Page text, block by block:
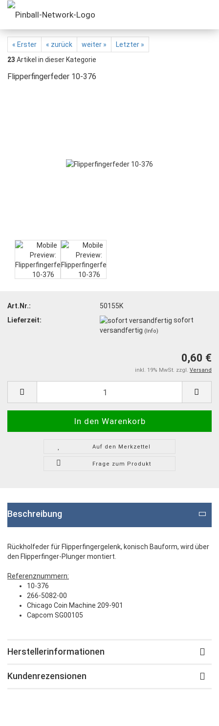
« Erster « zurück weiter »
Letzter »
23 Artikel in dieser Kategorie
Flipperfingerfeder 10-376
Art.Nr.:
50155K
Lieferzeit:
sofort
versandfertig (Info)
0,60 €
inkl. 19% MwSt. zzgl. Versand
Auf den Merkzettel
Frage zum Produkt
Beschreibung
Rückholfeder für Flipperfingergelenk, konisch Bauform, wird über
den Flipperfinger-Plunger montiert.
Referenznummern:
10-376
266-5082-00
Chicago Coin Machine 209-901
Capcom SG00105
Herstellerinformationen
Kundenrezensionen